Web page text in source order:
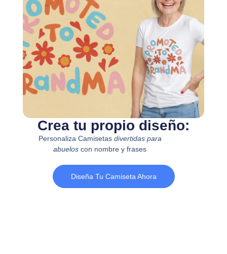
Crea tu propio diseño:
Personaliza Camisetas divertidas para
abuelos con nombre y frases
Diseña Tu Camiseta Ahora